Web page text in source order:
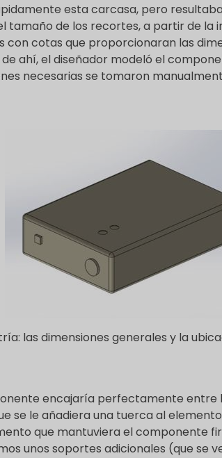
esta carcasa, pero
tamaño de los recortes, a partir de
con cotas que proporcionaran las
ahí, el diseñador modeló el
necesarias se tomaron
las dimensiones generales y la
encajaría perfectamente entre
se le añadiera una tuerca al
que mantuviera el componente
unos soportes adicionales (que se